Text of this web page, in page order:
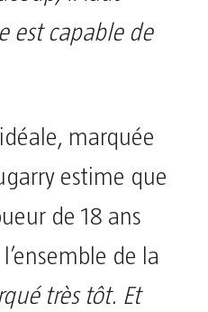
est capable de
marquée
estime que
de 18 ans
de la
très tôt. Et